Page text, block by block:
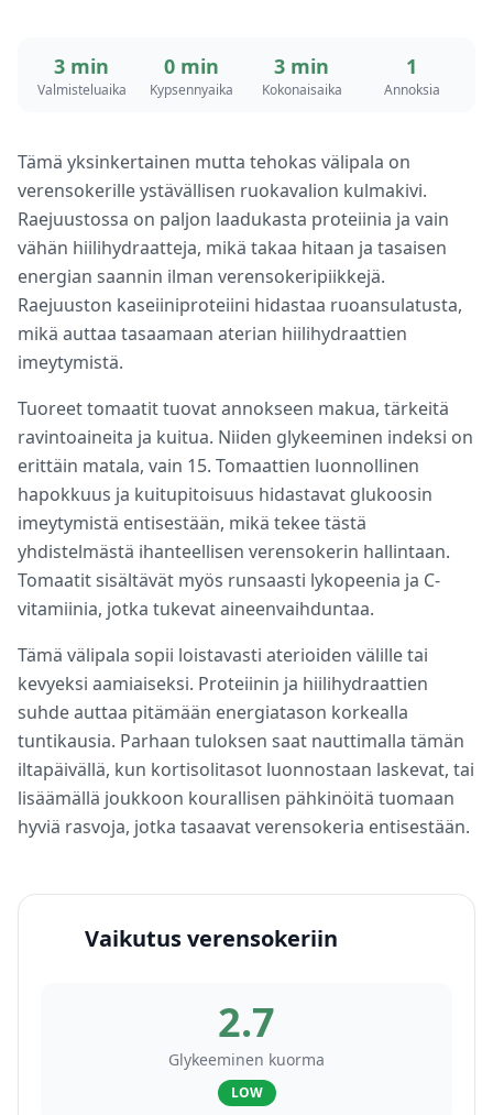
3 min
Valmisteluaika
0 min
Kypsennyaika
3 min
Kokonaisaika
1
Annoksia
Tämä yksinkertainen mutta tehokas välipala on
verensokerille ystävällisen ruokavalion kulmakivi.
Raejuustossa on paljon laadukasta proteiinia ja vain
vähän hiilihydraatteja, mikä takaa hitaan ja tasaisen
energian saannin ilman verensokeripiikkejä.
Raejuuston kaseiiniproteiini hidastaa ruoansulatusta,
mikä auttaa tasaamaan aterian hiilihydraattien
imeytymistä.
Tuoreet tomaatit tuovat annokseen makua, tärkeitä
ravintoaineita ja kuitua. Niiden glykeeminen indeksi on
erittäin matala, vain 15. Tomaattien luonnollinen
hapokkuus ja kuitupitoisuus hidastavat glukoosin
imeytymistä entisestään, mikä tekee tästä
yhdistelmästä ihanteellisen verensokerin hallintaan.
Tomaatit sisältävät myös runsaasti lykopeenia ja C-
vitamiinia, jotka tukevat aineenvaihduntaa.
Tämä välipala sopii loistavasti aterioiden välille tai
kevyeksi aamiaiseksi. Proteiinin ja hiilihydraattien
suhde auttaa pitämään energiatason korkealla
tuntikausia. Parhaan tuloksen saat nauttimalla tämän
iltapäivällä, kun kortisolitasot luonnostaan laskevat, tai
lisäämällä joukkoon kourallisen pähkinöitä tuomaan
hyviä rasvoja, jotka tasaavat verensokeria entisestään.
Vaikutus verensokeriin
2.7
Glykeeminen kuorma
LOW